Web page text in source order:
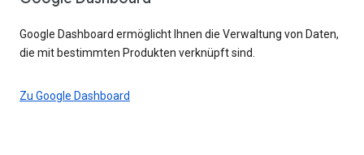
Google Dashboard ermöglicht Ihnen die Verwaltung von Daten,
die mit bestimmten Produkten verknüpft sind.
Zu Google Dashboard